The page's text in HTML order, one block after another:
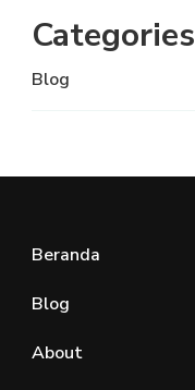
Categories
Blog
Beranda
Blog
About